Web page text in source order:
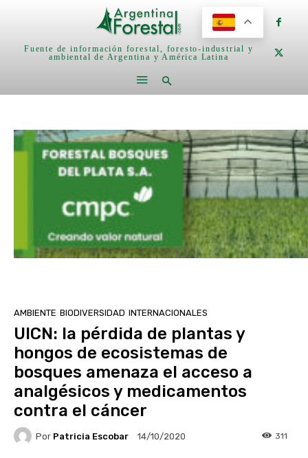
Fuente de información forestal, foresto-industrial y
ambiental de Argentina y América Latina
AMBIENTE BIODIVERSIDAD INTERNACIONALES
UICN: la pérdida de plantas y
hongos de ecosistemas de
bosques amenaza el acceso a
analgésicos y medicamentos
contra el cáncer
Por Patricia Escobar 14/10/2020 311